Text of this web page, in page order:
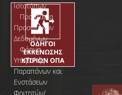
Ιστοτόπων
Προστασία
Προσωπικών
Δεδομένων
Φόρμα
Yποβολής
Παραπόνων και
Ενστάσεων
Φοιτητών/